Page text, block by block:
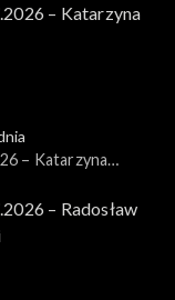
– Katarzyna